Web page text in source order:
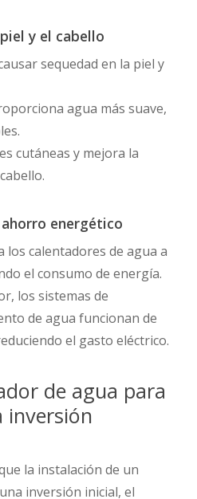
y el cabello
sequedad en la piel y
agua más suave,
cutáneas y mejora la
energético
los calentadores de agua a
el consumo de energía.
los sistemas de
de agua funcionan de
el gasto eléctrico.
de agua para
inversión
la instalación de un
inversión inicial, el